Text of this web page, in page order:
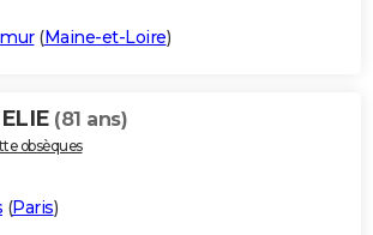
(Maine-et-Loire)
(81 ans)
obsèques
(Paris)